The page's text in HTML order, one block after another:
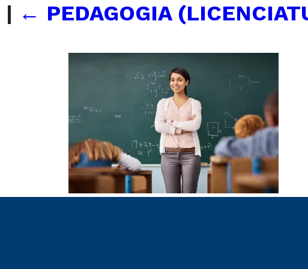
| ← PEDAGOGIA